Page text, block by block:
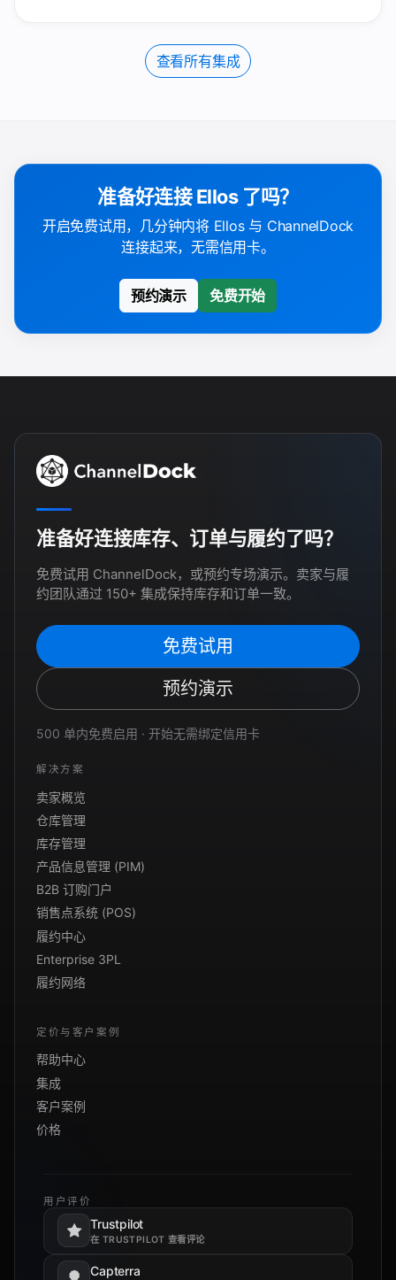
查看所有集成
准备好连接 Ellos 了吗？
开启免费试用，几分钟内将 Ellos 与 ChannelDock
连接起来，无需信用卡。
预约演示 免费开始
准备好连接库存、订单与履约了吗？
免费试用 ChannelDock，或预约专场演示。卖家与履
约团队通过 150+ 集成保持库存和订单一致。
免费试用
预约演示
500 单内免费启用 · 开始无需绑定信用卡
解决方案
卖家概览
仓库管理
库存管理
产品信息管理 (PIM)
B2B 订购门户
销售点系统 (POS)
履约中心
Enterprise 3PL
履约网络
定价与客户案例
帮助中心
集成
客户案例
价格
用户评价
Trustpilot
在 TRUSTPILOT 查看评论
在新标签页打开。
Capterra